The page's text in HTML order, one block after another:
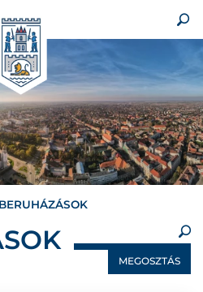
BERUHÁZÁSOK
×
MEGOSZTÁS